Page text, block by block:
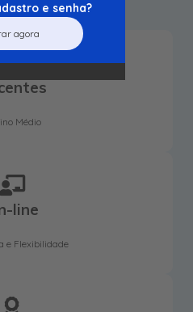
Médio
line
e Flexibilidade
e senha?
agora